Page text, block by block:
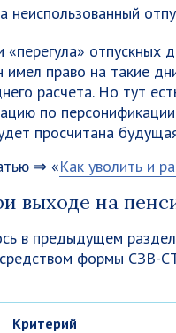
неиспользованный
«перегула»
право на такие
расчета. Но тут
по
просчитана
⇒ «Как уволить и
выходе на
в предыдущем
формы СЗВ-
Критерий